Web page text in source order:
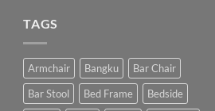
TAGS
Armchair Bangku
Bar Chair
Bar Stool
Bed Frame
Bedside